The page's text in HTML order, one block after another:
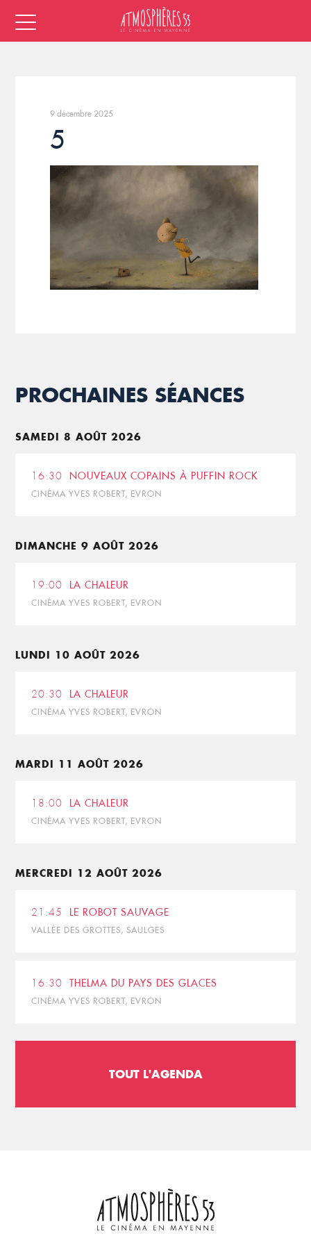
9 décembre 2025
5
PROCHAINES SÉANCES
SAMEDI 8 AOÛT 2026
16:30 NOUVEAUX COPAINS À PUFFIN ROCK
CINÉMA YVES ROBERT, EVRON
DIMANCHE 9 AOÛT 2026
19:00 LA CHALEUR
CINÉMA YVES ROBERT, EVRON
LUNDI 10 AOÛT 2026
20:30 LA CHALEUR
CINÉMA YVES ROBERT, EVRON
MARDI 11 AOÛT 2026
18:00 LA CHALEUR
CINÉMA YVES ROBERT, EVRON
MERCREDI 12 AOÛT 2026
21:45 LE ROBOT SAUVAGE
VALLÉE DES GROTTES, SAULGES
16:30 THELMA DU PAYS DES GLACES
CINÉMA YVES ROBERT, EVRON
TOUT L'AGENDA